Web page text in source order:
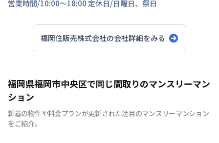
営業時間/10:00～18:00 定休日/日曜日、祭日
福岡住販売株式会社の会社詳細をみる
福岡県福岡市中央区で同じ間取りのマンスリーマン
ション
新着の物件や料金プランが更新された注目のマンスリーマンション
をご紹介。